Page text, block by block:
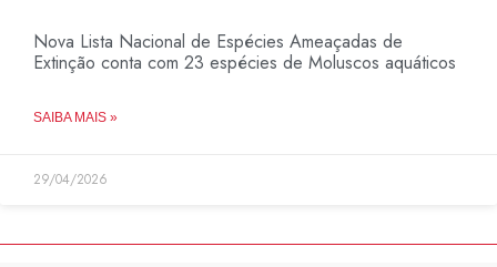
Nova Lista Nacional de Espécies Ameaçadas de
Extinção conta com 23 espécies de Moluscos aquáticos
SAIBA MAIS »
29/04/2026